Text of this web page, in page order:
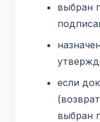
выбран
если
выбран